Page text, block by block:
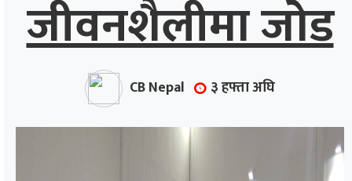
जीवनशैलीमा जोड
CB Nepal ३ हफ्ता अघि